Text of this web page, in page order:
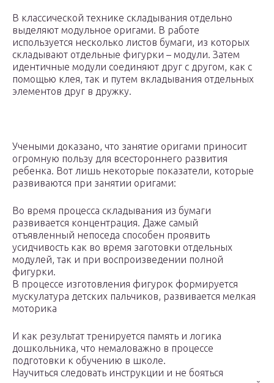
В классической технике складывания отдельно
выделяют модульное оригами. В работе
используется несколько листов бумаги, из которых
складывают отдельные фигурки – модули. Затем
идентичные модули соединяют друг с другом, как с
помощью клея, так и путем вкладывания отдельных
элементов друг в дружку.
Учеными доказано, что занятие оригами приносит
огромную пользу для всестороннего развития
ребенка. Вот лишь некоторые показатели, которые
развиваются при занятии оригами:
Во время процесса складывания из бумаги
развивается концентрация. Даже самый
отъявленный непоседа способен проявить
усидчивость как во время заготовки отдельных
модулей, так и при воспроизведении полной
фигурки.
В процессе изготовления фигурок формируется
мускулатура детских пальчиков, развивается мелкая
моторика
И как результат тренируется память и логика
дошкольника, что немаловажно в процессе
подготовки к обучению в школе.
Научиться следовать инструкции и не бояться